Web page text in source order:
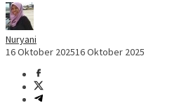
Nuryani
16 Oktober 202516 Oktober 2025